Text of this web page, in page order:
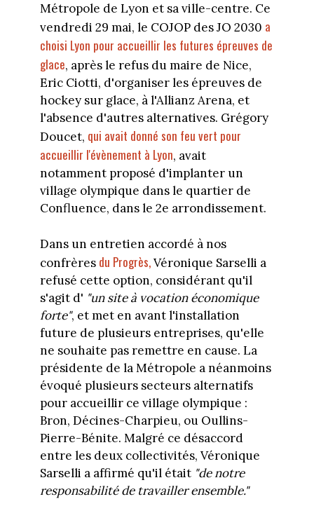
Métropole de Lyon et sa ville-centre. Ce
vendredi 29 mai, le COJOP des JO 2030 a
choisi Lyon pour accueillir les futures épreuves de
glace, après le refus du maire de Nice,
Eric Ciotti, d'organiser les épreuves de
hockey sur glace, à l'Allianz Arena, et
l'absence d'autres alternatives. Grégory
Doucet, qui avait donné son feu vert pour
accueillir l'évènement à Lyon, avait
notamment proposé d'implanter un
village olympique dans le quartier de
Confluence, dans le 2e arrondissement.
Dans un entretien accordé à nos
confrères du Progrès,Véronique Sarselli a
refusé cette option, considérant qu'il
s'agit d' "un site à vocation économique
forte", et met en avant l'installation
future de plusieurs entreprises, qu'elle
ne souhaite pas remettre en cause. La
présidente de la Métropole a néanmoins
évoqué plusieurs secteurs alternatifs
pour accueillir ce village olympique :
Bron, Décines-Charpieu, ou Oullins-
Pierre-Bénite. Malgré ce désaccord
entre les deux collectivités, Véronique
Sarselli a affirmé qu'il était "de notre
responsabilité de travailler ensemble."